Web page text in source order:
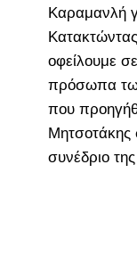
Καραμανλή
οφείλουμε
πρόσωπα
που
Μητσοτάκης
συνέδριο